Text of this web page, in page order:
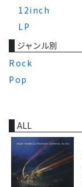
12inch
LP
ジャンル別
Rock
Pop
ALL